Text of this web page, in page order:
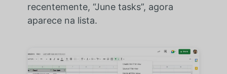
recentemente, “June tasks”, agora
aparece na lista.